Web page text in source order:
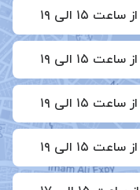
از ساعت ۱۵ الی ۱۹
از ساعت ۱۵ الی ۱۹
از ساعت ۱۵ الی ۱۹
از ساعت ۱۵ الی ۱۹